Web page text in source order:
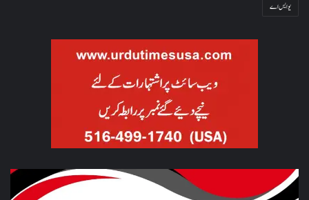
یو ایس اے